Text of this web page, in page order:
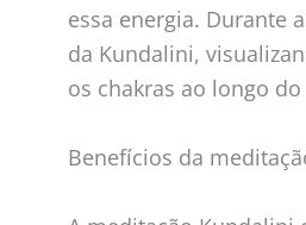
essa energia. Durante
da Kundalini,
os chakras ao longo
Benefícios da